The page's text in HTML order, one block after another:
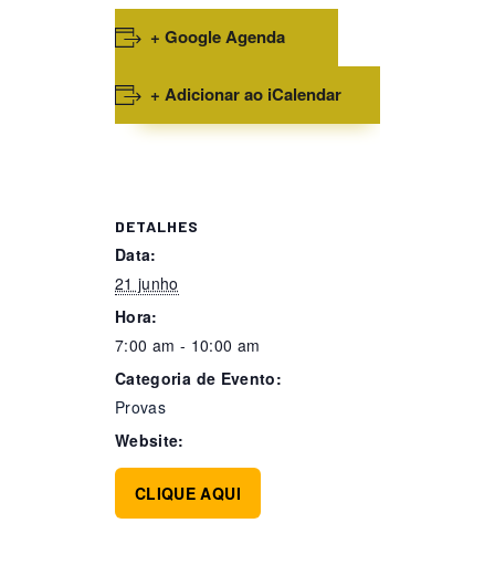
+ Google Agenda
+ Adicionar ao iCalendar
DETALHES
Data:
21 junho
Hora:
7:00 am - 10:00 am
Categoria de Evento:
Provas
Website:
CLIQUE AQUI